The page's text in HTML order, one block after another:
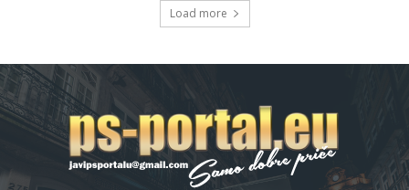
Load more